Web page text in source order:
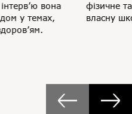
вона
у темах,
фізичне
власну